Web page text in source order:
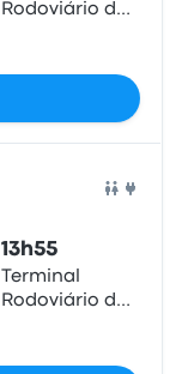
Rodoviário de
13h55
Terminal
Rodoviário de